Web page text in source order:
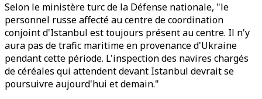
Selon le ministère turc de la Défense nationale, "le
personnel russe affecté au centre de coordination
conjoint d'Istanbul est toujours présent au centre. Il n'y
aura pas de trafic maritime en provenance d'Ukraine
pendant cette période. L'inspection des navires chargés
de céréales qui attendent devant Istanbul devrait se
poursuivre aujourd'hui et demain."